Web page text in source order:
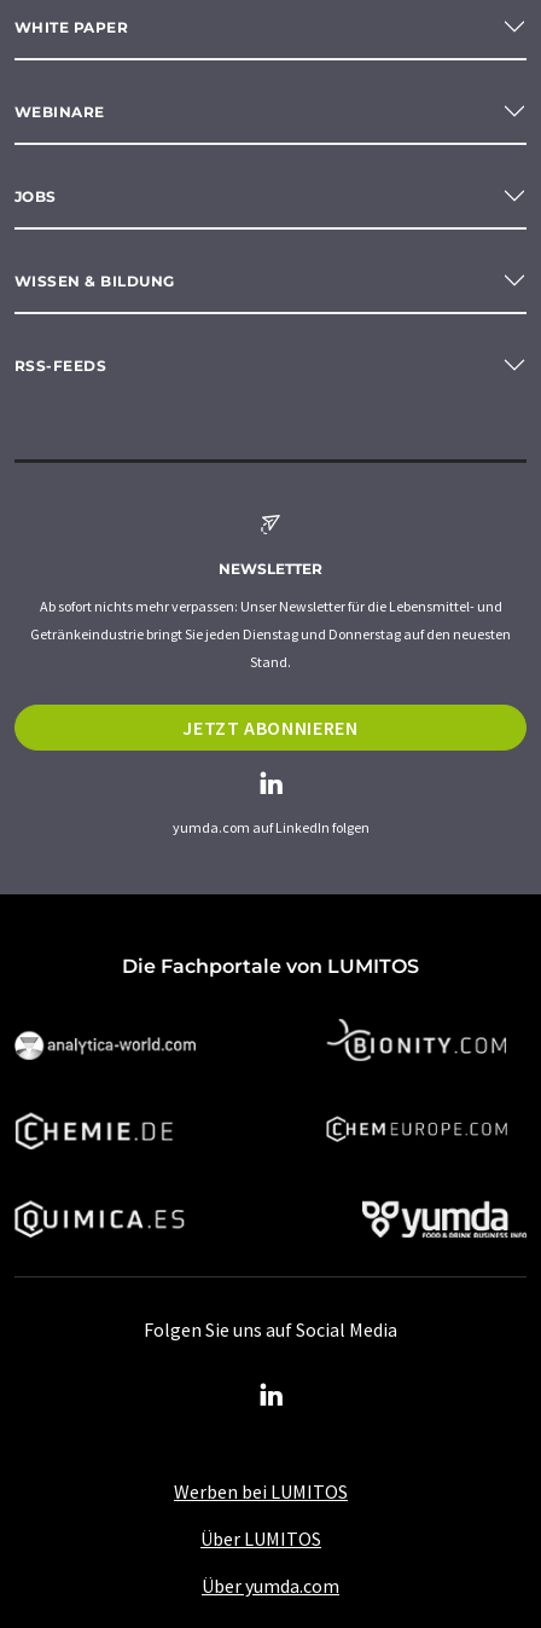
WHITE PAPER
WEBINARE
JOBS
WISSEN & BILDUNG
RSS-FEEDS
NEWSLETTER
Ab sofort nichts mehr verpassen: Unser Newsletter für die Lebensmittel- und
Getränkeindustrie bringt Sie jeden Dienstag und Donnerstag auf den neuesten
Stand.
JETZT ABONNIEREN
yumda.com auf LinkedIn folgen
Die Fachportale von LUMITOS
Werben bei LUMITOS
Über LUMITOS
Über yumda.com
Folgen Sie uns auf Social Media